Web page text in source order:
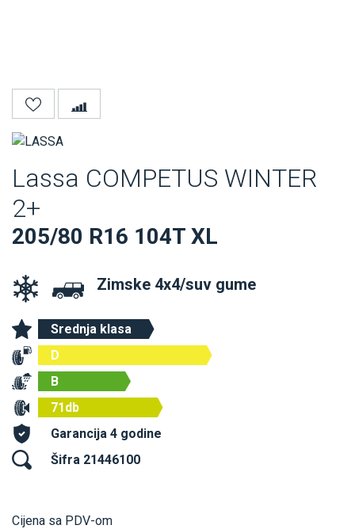
Lassa COMPETUS WINTER
2+
205/80 R16 104T XL
Zimske 4x4/suv gume
Srednja klasa
D
B
71db
Garancija 4 godine
Šifra 21446100
Cijena sa PDV-om